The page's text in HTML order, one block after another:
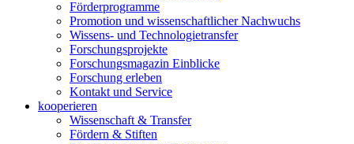
Förderprogramme
Promotion und wissenschaftlicher Nachwuchs
Wissens- und Technologietransfer
Forschungsprojekte
Forschungsmagazin Einblicke
Forschung erleben
Kontakt und Service
kooperieren
Wissenschaft & Transfer
Fördern & Stiften